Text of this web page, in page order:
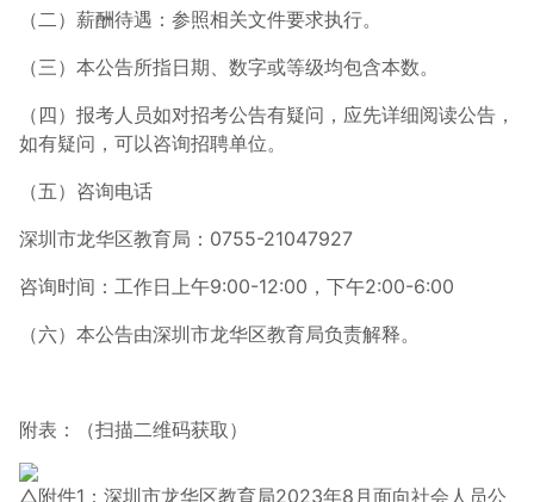
（二）薪酬待遇：参照相关文件要求执行。
（三）本公告所指日期、数字或等级均包含本数。
（四）报考人员如对招考公告有疑问，应先详细阅读公告，
如有疑问，可以咨询招聘单位。
（五）咨询电话
深圳市龙华区教育局：0755-21047927
咨询时间：工作日上午9:00-12:00，下午2:00-6:00
（六）本公告由深圳市龙华区教育局负责解释。
附表：（扫描二维码获取）
△附件1：深圳市龙华区教育局2023年8月面向社会人员公